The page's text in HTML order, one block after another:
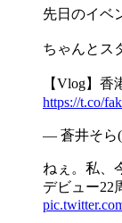
先日のイベ
ちゃんとス
【Vlog】香
https://t.co/
— 蒼井そら
ねぇ。私、
デビュー22